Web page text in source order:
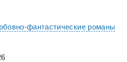
фантастические романы